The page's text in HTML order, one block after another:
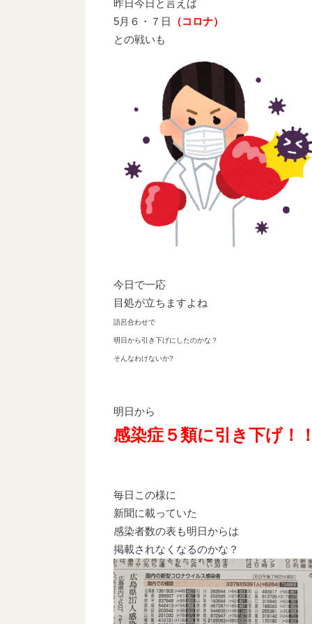
昨日今日と言えば
5月６・７日
（コロナ）
との戦いも
今日で一応
目処が立ちますよね
語呂合わせで
明日から引き下げにしたのかな？
そんなわけないか?
明日から
感染症５類に引き下げ！
毎日この様に
新聞に載っていた
感染者数の表も明日からは
掲載されなくなるのかな？